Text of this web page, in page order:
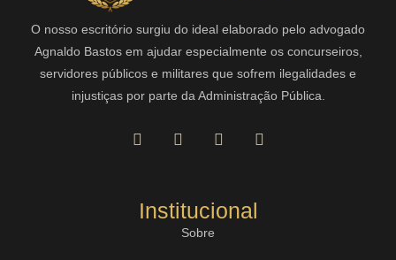
O nosso escritório surgiu do ideal elaborado pelo advogado
Agnaldo Bastos em ajudar especialmente os concurseiros,
servidores públicos e militares que sofrem ilegalidades e
injustiças por parte da Administração Pública.
Institucional
Sobre